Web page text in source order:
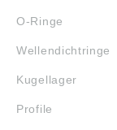
O-Ringe
Wellendichtringe
Kugellager
Profile